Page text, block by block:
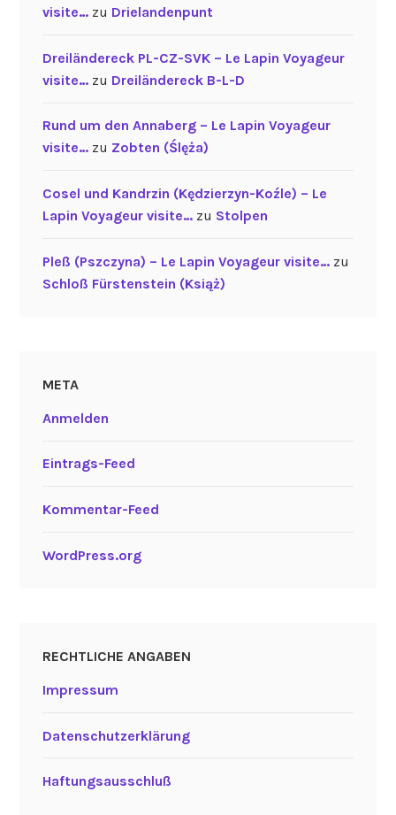
visite…zu Drielandenpunt
Dreiländereck PL-CZ-SVK – Le Lapin Voyageur
visite…zu Dreiländereck B-L-D
Rund um den Annaberg – Le Lapin Voyageur
visite…zu Zobten (Ślęża)
Cosel und Kandrzin (Kędzierzyn-Koźle) – Le
Lapin Voyageur visite…zu Stolpen
Pleß (Pszczyna) – Le Lapin Voyageur visite…zu
Schloß Fürstenstein (Książ)
META
Anmelden
Eintrags-Feed
Kommentar-Feed
WordPress.org
RECHTLICHE ANGABEN
Impressum
Datenschutzerklärung
Haftungsausschluß